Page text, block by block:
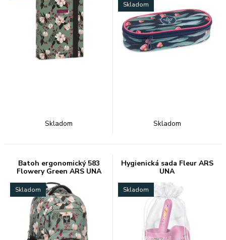
Skladom
Skladom
Skladom
Batoh ergonomický 583
Flowery Green ARS UNA
Skladom
Hygienická sada Fleur ARS
UNA
Skladom